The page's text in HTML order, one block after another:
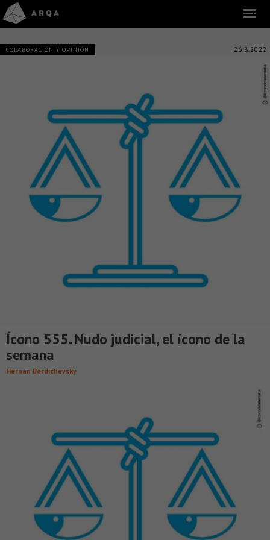
COLABORACIÓN Y OPINIÓN 26.8.2022
Ícono 555. Nudo judicial, el ícono de la
semana
Hernán Berdichevsky